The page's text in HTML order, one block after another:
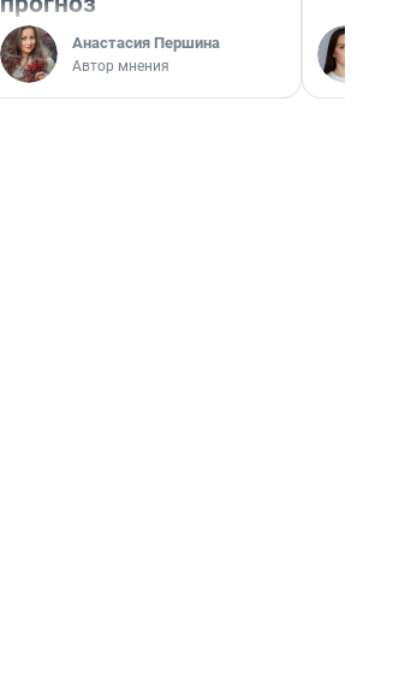
Анастасия Першина
Автор мнения